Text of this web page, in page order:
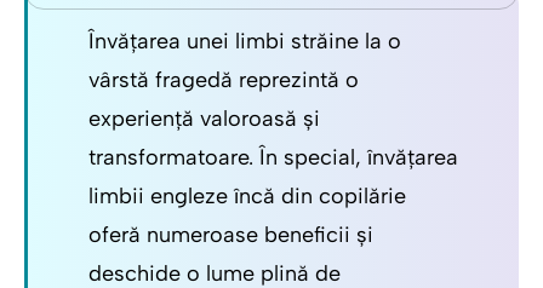
Învățarea unei limbi străine la o
vârstă fragedă reprezintă o
experiență valoroasă și
transformatoare. În special, învățarea
limbii engleze încă din copilărie
oferă numeroase beneficii și
deschide o lume plină de